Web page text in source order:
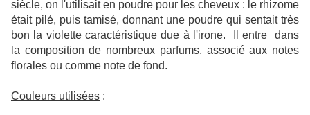
siècle, on l'utilisait en poudre pour les cheveux : le rhizome
était pilé, puis tamisé, donnant une poudre qui sentait très
bon la violette caractéristique due à l'irone. Il entre dans
la composition de nombreux parfums, associé aux notes
florales ou comme note de fond.
Couleurs utilisées :